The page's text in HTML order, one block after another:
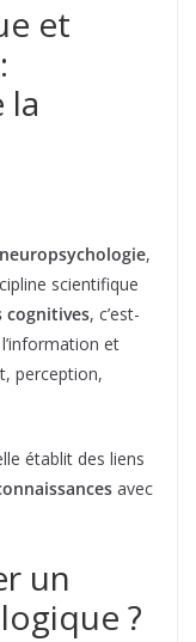
et
la
neuropsychologie,
scientifique
cognitives, c’est-
et
perception,
établit des liens
avec
un
?